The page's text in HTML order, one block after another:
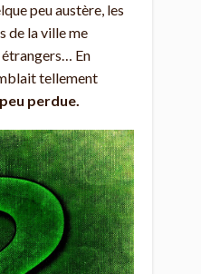
peu austère, les
de la ville me
En
tellement
perdue.